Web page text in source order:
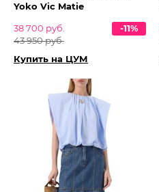
Yoko Vic Matie
38 700 руб.
43 950 руб.
-11%
Купить на ЦУМ